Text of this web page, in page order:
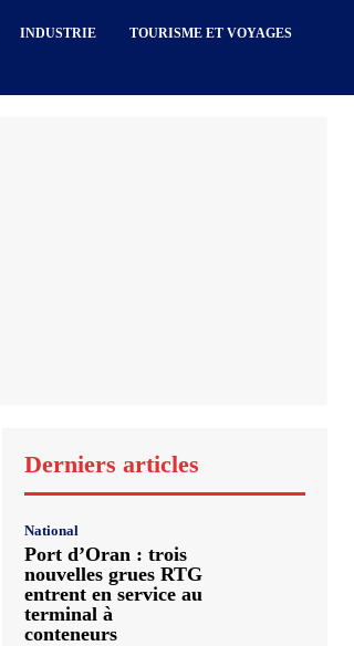
INDUSTRIE TOURISME ET VOYAGES
Derniers articles
National
Port d’Oran : trois
nouvelles grues RTG
entrent en service au
terminal à
conteneurs